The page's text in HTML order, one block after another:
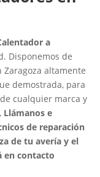
a
Disponemos de
altamente
demostrada, para
cualquier marca y
Llámanos e
de reparación
de tu avería y el
en contacto